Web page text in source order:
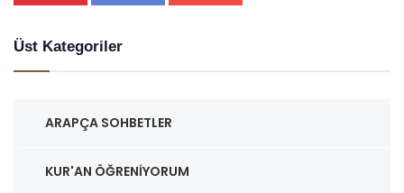
Üst Kategoriler
ARAPÇA SOHBETLER
KUR'AN ÖĞRENIYORUM